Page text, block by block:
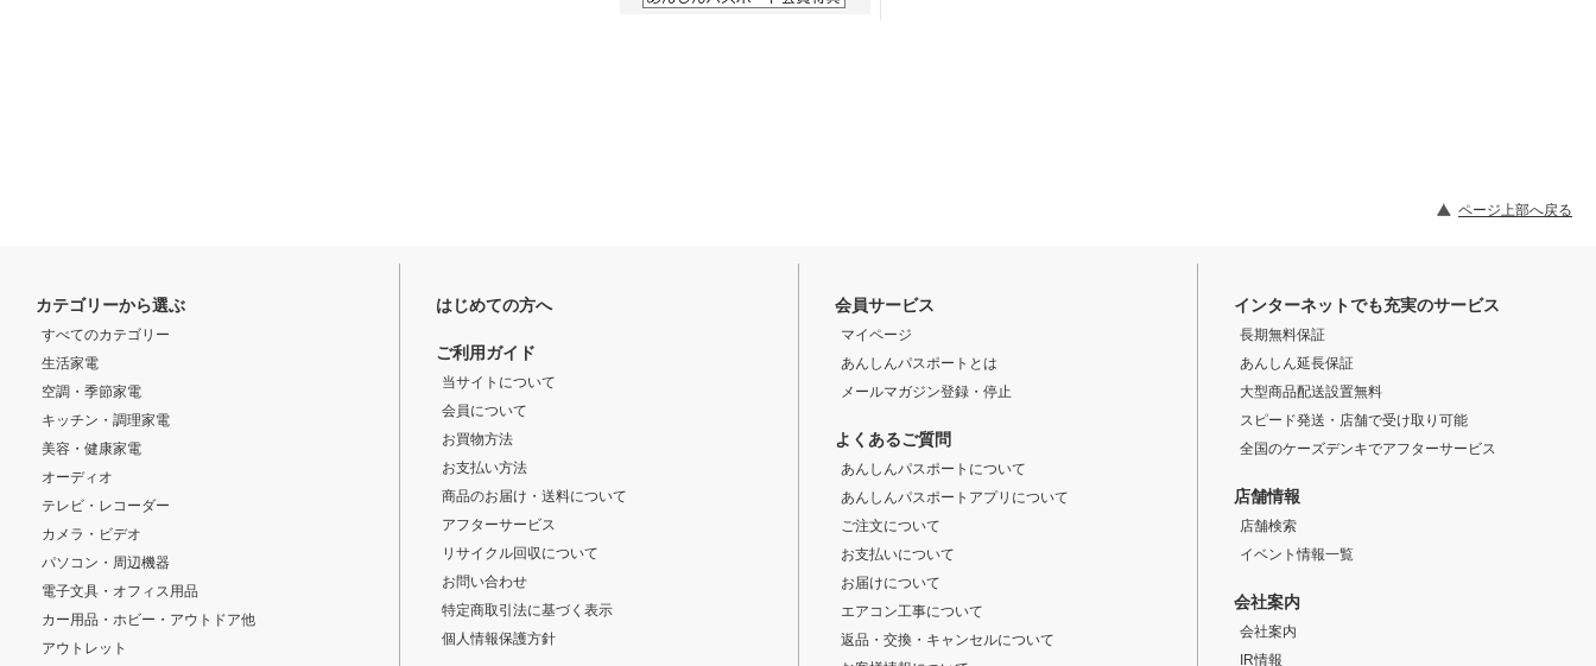
ページ上部へ戻る
カテゴリーから選ぶ
すべてのカテゴリー
生活家電
空調・季節家電
キッチン・調理家電
美容・健康家電
オーディオ
テレビ・レコーダー
カメラ・ビデオ
パソコン・周辺機器
電子文具・オフィス用品
カー用品・ホビー・アウトドア他
アウトレット
はじめての方へ
ご利用ガイド
当サイトについて
会員について
お買物方法
お支払い方法
商品のお届け・送料について
アフターサービス
リサイクル回収について
お問い合わせ
特定商取引法に基づく表示
個人情報保護方針
会員サービス
マイページ
あんしんパスポートとは
メールマガジン登録・停止
よくあるご質問
あんしんパスポートについて
あんしんパスポートアプリについて
ご注文について
お支払いについて
お届けについて
エアコン工事について
返品・交換・キャンセルについて
インターネットでも充実のサービス
長期無料保証
あんしん延長保証
大型商品配送設置無料
スピード発送・店舗で受け取り可能
全国のケーズデンキでアフターサービス
店舗情報
店舗検索
イベント情報一覧
会社案内
会社案内
IR情報